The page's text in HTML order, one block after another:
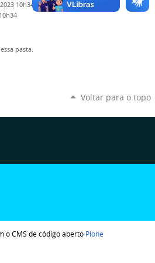
10h34,
pasta.
Voltar para o topo
o CMS de código aberto Plone